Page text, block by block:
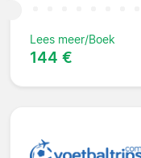
Lees meer/Boek
144 €